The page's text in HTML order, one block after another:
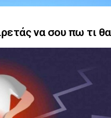
να σου πω τι